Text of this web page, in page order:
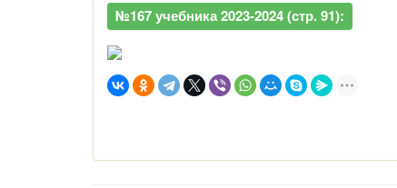
№167 учебника 2023-2024 (стр. 91):